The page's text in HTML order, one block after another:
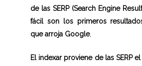
de las SERP (Search Engine
fácil son los primeros
que arroja Google,
El indexar proviene de las SERP